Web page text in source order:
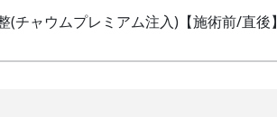
チャウムプレミアム注入)【施術前/直後】